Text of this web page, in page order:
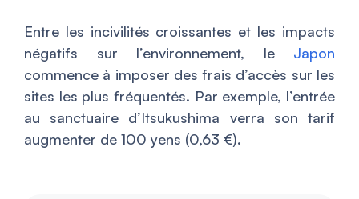
Entre les incivilités croissantes et les impacts
négatifs sur l’environnement, le Japon
commence à imposer des frais d’accès sur les
sites les plus fréquentés. Par exemple, l’entrée
au sanctuaire d’Itsukushima verra son tarif
augmenter de 100 yens (0,63 €).